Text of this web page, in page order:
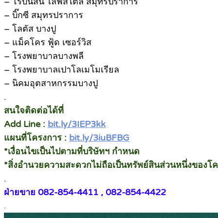
– บิ๊กซี สมุทรปราการ
– โลตัส บางปู
– แม็คโคร ฟู้ด เซอร์วิส
– โรงพยาบาลบางพลี
– โรงพยาบาลเปาโลเมโมเรียล
– นิคมอุตสาหกรรมบางปู
.
สนใจติดต่อได้ที่
Add Line : bit.ly/3IEP3kk
แผนที่โครงการ : bit.ly/3iuBFBG
*เงื่อนไขเป็นไปตามที่บริษัทฯ กำหนด
*สิ่งอำนวยความสะดวกไม่ถือเป็นทรัพย์สินส่วนหนึ่งของโ
.
ฝ่ายขาย 082-854-4411 , 082-854-4422
.